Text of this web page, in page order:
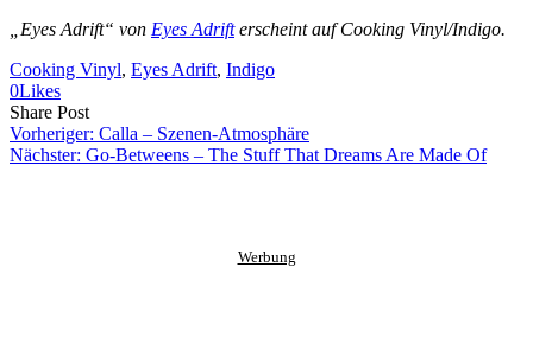
„Eyes Adrift“ von Eyes Adrifterscheint auf Cooking Vinyl/Indigo.
Cooking Vinyl, Eyes Adrift, Indigo
0Likes
Share PostShare
on
Facebook
Copy
URL
to
Send
Link
via
Vorheriger: Calla – Szenen-Atmosphäre
Nächster: Go-Betweens – The Stuff That Dreams Are Made Of
Werbung